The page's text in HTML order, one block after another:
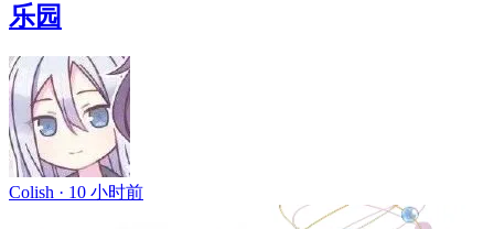
乐园
Colish · 10 小时前